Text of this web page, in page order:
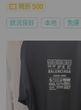
現折 500
狀況良好 本地 免運